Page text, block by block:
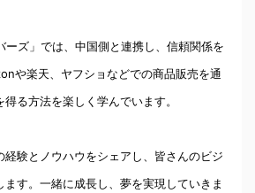
ーズ」では、中国側と連携し、信頼関係を
や楽天、ヤフショなどでの商品販売を通
る方法を楽しく学んでいます。
経験とノウハウをシェアし、皆さんのビジ
ます。一緒に成長し、夢を実現していきま